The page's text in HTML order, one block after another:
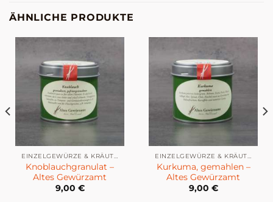
ÄHNLICHE PRODUKTE
EINZELGEWÜRZE & KRÄUTER
Knoblauchgranulat –
Altes Gewürzamt
9,00 €
EINZELGEWÜRZE & KRÄUTER
Kurkuma, gemahlen –
Altes Gewürzamt
9,00 €